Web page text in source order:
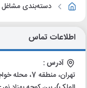
دسته‌بندی مشاغل
اطلاعات تماس
آدرس :
تهران،